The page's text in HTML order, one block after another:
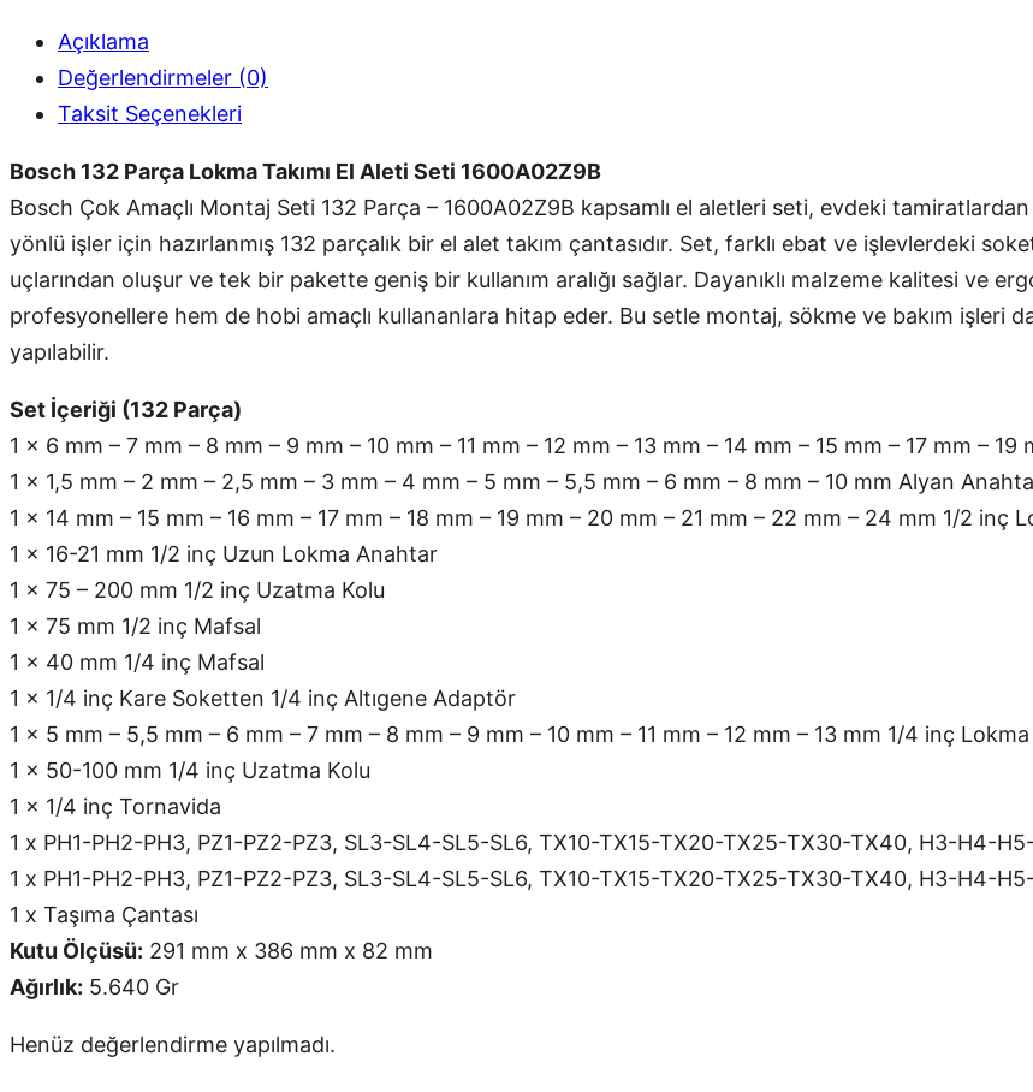
t
i
ç
i
n
Açıklama
Değerlendirmeler (0)
Taksit Seçenekleri
Bosch 132 Parça Lokma Takımı El Aleti Seti 1600A02Z9B
Bosch Çok Amaçlı Montaj Seti 132 Parça – 1600A02Z9B kapsamlı el aletleri seti, evdeki
yönlü işler için hazırlanmış 132 parçalık bir el alet takım çantasıdır. Set, farklı ebat ve işlevlerdeki
uçlarından oluşur ve tek bir pakette geniş bir kullanım aralığı sağlar. Dayanıklı malzeme kalitesi ve
profesyonellere hem de hobi amaçlı kullananlara hitap eder. Bu setle montaj, sökme ve bakım işleri
yapılabilir.
Set İçeriği (132 Parça)
1 x 6 mm – 7 mm – 8 mm – 9 mm – 10 mm – 11 mm – 12 mm – 13 mm – 14 mm – 15 mm – 17 mm –
1 x 1,5 mm – 2 mm – 2,5 mm – 3 mm – 4 mm – 5 mm – 5,5 mm – 6 mm – 8 mm – 10 mm Alyan
1 x 14 mm – 15 mm – 16 mm – 17 mm – 18 mm – 19 mm – 20 mm – 21 mm – 22 mm – 24 mm 1/2 inç
1 x 16-21 mm 1/2 inç Uzun Lokma Anahtar
1 x 75 – 200 mm 1/2 inç Uzatma Kolu
1 x 75 mm 1/2 inç Mafsal
1 x 40 mm 1/4 inç Mafsal
1 x 1/4 inç Kare Soketten 1/4 inç Altıgene Adaptör
1 x 5 mm – 5,5 mm – 6 mm – 7 mm – 8 mm – 9 mm – 10 mm – 11 mm – 12 mm – 13 mm 1/4 inç
1 x 50-100 mm 1/4 inç Uzatma Kolu
1 x 1/4 inç Tornavida
1 x PH1-PH2-PH3, PZ1-PZ2-PZ3, SL3-SL4-SL5-SL6, TX10-TX15-TX20-TX25-TX30-TX40, H3-H4-
1 x PH1-PH2-PH3, PZ1-PZ2-PZ3, SL3-SL4-SL5-SL6, TX10-TX15-TX20-TX25-TX30-TX40, H3-H4-
1 x Taşıma Çantası
Kutu Ölçüsü: 291 mm x 386 mm x 82 mm
Ağırlık: 5.640 Gr
Henüz değerlendirme yapılmadı.